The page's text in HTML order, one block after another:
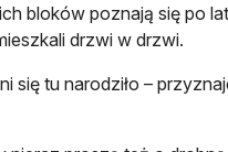
bloków poznają się po
drzwi w drzwi.
się tu narodziło –